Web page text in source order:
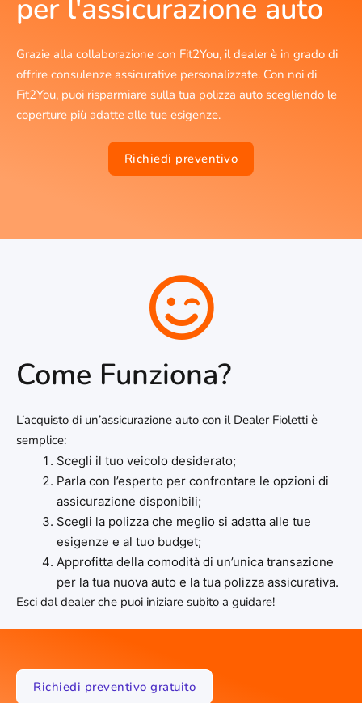
per l'assicurazione auto
Grazie alla collaborazione con Fit2You, il dealer è in grado di
offrire consulenze assicurative personalizzate. Con noi di
Fit2You, puoi risparmiare sulla tua polizza auto scegliendo le
coperture più adatte alle tue esigenze.
Richiedi preventivo
Come Funziona?
L’acquisto di un’assicurazione auto con il Dealer Fioletti è
semplice:
Scegli il tuo veicolo desiderato;
Parla con l’esperto per confrontare le opzioni di
assicurazione disponibili;
Scegli la polizza che meglio si adatta alle tue
esigenze e al tuo budget;
Approfitta della comodità di un’unica transazione
per la tua nuova auto e la tua polizza assicurativa.
Esci dal dealer che puoi iniziare subito a guidare!
Richiedi preventivo gratuito